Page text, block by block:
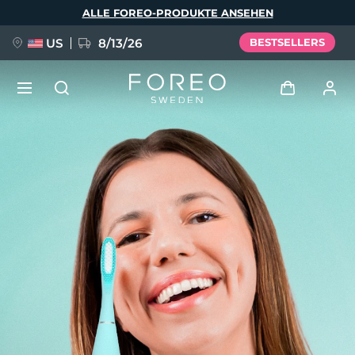
ALLE FOREO-PRODUKTE ANSEHEN
US 8/13/26 BESTSELLERS
Benutzerkonto
Meine Geräte
Meine Bestellungen
Meine Adressen
Meine Abonnements
FAQ™ Pure Beauty-Tech Elixir
BREAKING NEWS
issa™ Teeth Whitening Set
Deutsch
Español
Français
Italiano
Português
Svenska
Русский
简体中文 繁體中文